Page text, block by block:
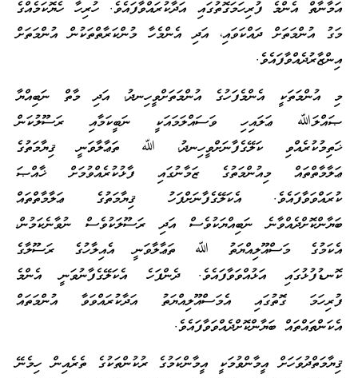
އަމާނާތް އެންމެ ފުރިހަމަގޮތުގައި އަދާކުރައްވާފައެވެ. ހުރިހާ ހެޔޮކަމެއްގެ
މަގު އުންމަތަށް ދައްކަވައި، އަދި އެންމެހާ މުންކަރާތްތަކުން އުންމަތަށް
އިންޒާރުދެއްވާފައެވެ.
މި އުންމަތަކީ އެންމެފަހުގެ އުންމަތަށްވީހިނދު، އަދި މާތް ނަބިއްޔާ
ޞައްލަﷲ ޢަލައިހި ވަސައްލަމައަކީ ނަބީކަމާއި ރަސޫލުކަން
ޚަތިމުކުރެއްވި ކަލޭގެފާނަށްވީހިނދު، ﷲ ތަޢާލާވަނީ ޤިޔާމަތުގެ
ޢަލާމާތްތައް މިއުންމަތުގެ ޒަމާނުގައި ފާޅުކުރެއްވުމަށް ޚާއްޞަ
ކުރައްވަވާފައެވެ. އެކަލޭގެފާނަށްފަހު ޤިޔާމަތުގެ ޢަލާމާތްތައް
ބަޔާންކޮށްދެއްވާނެ ނަބިއްޔަކުވެސް އަދި ރަސޫލަކުވެސް ނުވާނެކަމުން،
އެކަމުގެ މަސްއޫލިއްޔަތު ﷲ ތަޢާލާވަނީ އެއިލާހުގެ ރަސޫލާގެ
ކޮނޑުފުޅުގައި އަޅުއްވަވާފައެވެ. ދެންފަހެ އެކަލޭގެފާނުވަނީ އެންމެ
ފުރިހަމަ ގޮތުގައި އެމަސްއޫލިއްޔަތު އަދާކުރައްވަވާ އުންމަތައް
އެކަންތައްތައް ބަޔާންކޮށްދެއްވަވާފައެވެ.
ޤިޔާމަތްދުވަހަށް އީމާންވުމަކީ އީމާންކަމުގެ ރުކުންތަކުގެ ތެރެއިން ހިމެނޭ